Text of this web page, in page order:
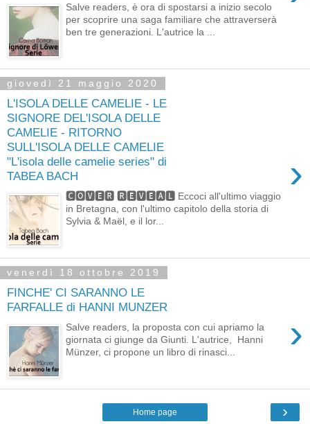
Salve readers, è ora di spostarsi a inizio secolo
per scoprire una saga familiare che attraverserà
ben tre generazioni. L'autrice la ...
giovedì 21 maggio 2020
L'ISOLA DELLE CAMELIE - LE
SIGNORE DEL'ISOLA DELLE
CAMELIE - RITORNO
SULL'ISOLA DELLE CAMELIE
"L'isola delle camelie series" di
TABEA BACH
›
🅲🅾🆅🅴🆁 🆁🅴🆅🅴🅰🅻 Eccoci all'ultimo viaggio
in Bretagna, con l'ultimo capitolo della storia di
Sylvia & Maël, e il lor...
venerdì 18 ottobre 2019
FINCHE' CI SARANNO LE
FARFALLE di HANNI MUNZER
›
Salve readers, la proposta con cui apriamo la
giornata ci giunge da Giunti. L'autrice, Hanni
Münzer, ci propone un libro di rinasci...
›
Home page